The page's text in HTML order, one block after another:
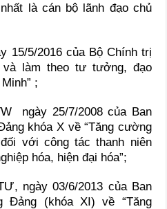
là cán bộ lãnh đạo chủ
15/5/2016 của Bộ Chính trị
làm theo tư tưởng, đạo
;
ngày 25/7/2008 của Ban
khóa X về “Tăng cường
với công tác thanh niên
hóa, hiện đại hóa”;
ngày 03/6/2013 của Ban
Đảng (khóa XI) về “Tăng